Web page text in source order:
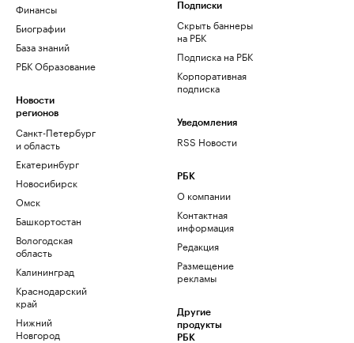
Финансы
Биографии
База знаний
РБК Образование
Новости
регионов
Санкт-Петербург
и область
Екатеринбург
Новосибирск
Омск
Башкортостан
Вологодская
область
Калининград
Краснодарский
край
Нижний
Новгород
Подписки
Скрыть баннеры
на РБК
Подписка на РБК
Корпоративная
подписка
Уведомления
RSS Новости
РБК
О компании
Контактная
информация
Редакция
Размещение
рекламы
Другие
продукты
РБК